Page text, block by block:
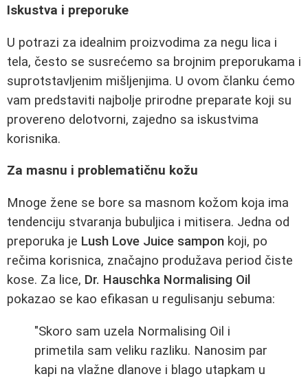
Iskustva i preporuke
U potrazi za idealnim proizvodima za negu lica i
tela, često se susrećemo sa brojnim preporukama i
suprotstavljenim mišljenjima. U ovom članku ćemo
vam predstaviti najbolje prirodne preparate koji su
provereno delotvorni, zajedno sa iskustvima
korisnika.
Za masnu i problematičnu kožu
Mnoge žene se bore sa masnom kožom koja ima
tendenciju stvaranja bubuljica i mitisera. Jedna od
preporuka je Lush Love Juice sampon koji, po
rečima korisnica, značajno produžava period čiste
kose. Za lice, Dr. Hauschka Normalising Oil
pokazao se kao efikasan u regulisanju sebuma:
"Skoro sam uzela Normalising Oil i
primetila sam veliku razliku. Nanosim par
kapi na vlažne dlanove i blago utapkam u